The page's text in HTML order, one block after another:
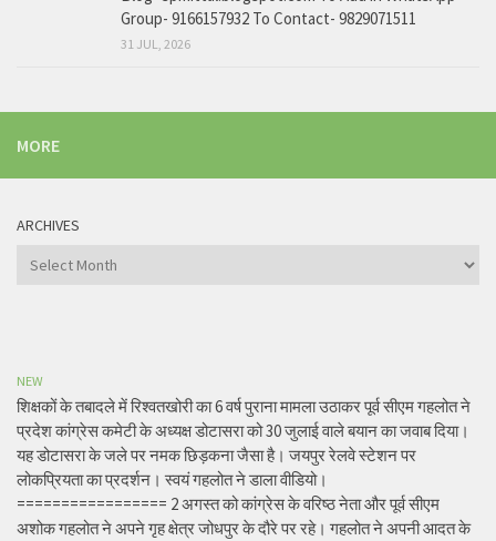
Group- 9166157932 To Contact- 9829071511
31 JUL, 2026
MORE
ARCHIVES
Archives
NEW
शिक्षकों के तबादले में रिश्वतखोरी का 6 वर्ष पुराना मामला उठाकर पूर्व सीएम गहलोत ने
प्रदेश कांग्रेस कमेटी के अध्यक्ष डोटासरा को 30 जुलाई वाले बयान का जवाब दिया।
यह डोटासरा के जले पर नमक छिड़कना जैसा है। जयपुर रेलवे स्टेशन पर
लोकप्रियता का प्रदर्शन। स्वयं गहलोत ने डाला वीडियो।
================= 2 अगस्त को कांग्रेस के वरिष्ठ नेता और पूर्व सीएम
अशोक गहलोत ने अपने गृह क्षेत्र जोधपुर के दौरे पर रहे। गहलोत ने अपनी आदत के